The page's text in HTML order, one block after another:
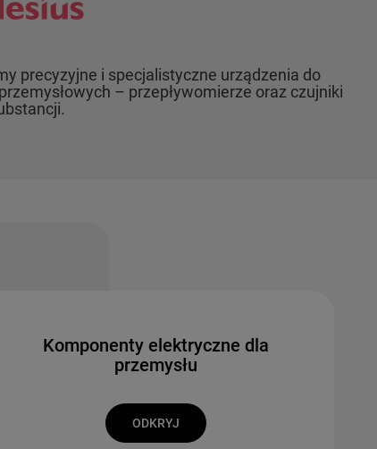
i specjalistyczne urządzenia do
– przepływomierze oraz czujniki
Komponenty elektryczne dla
przemysłu
ODKRYJ